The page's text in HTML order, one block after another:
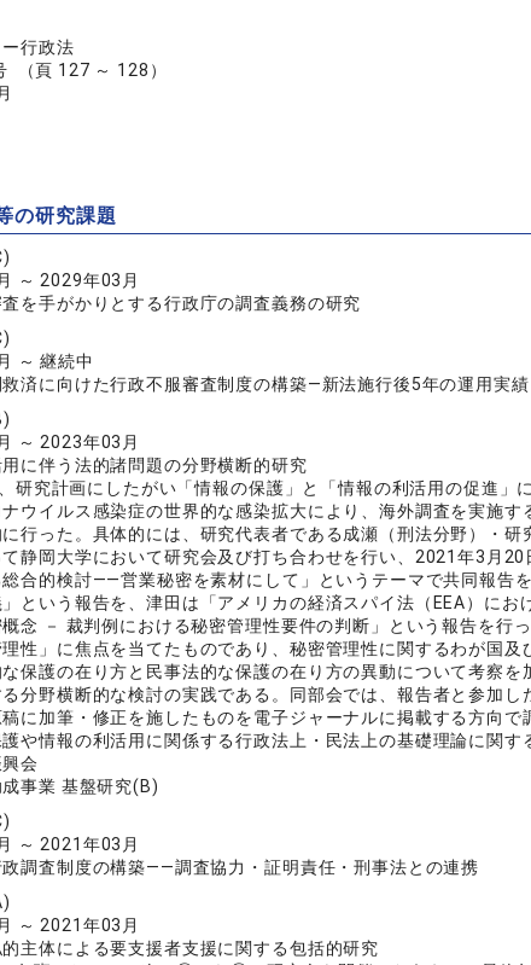
行政法
（頁 127 ～ 128）
の研究課題
～ 2029年03月
を手がかりとする行政庁の調査義務の研究
～ 継続中
済に向けた行政不服審査制度の構築―新法施行後5年の運用実
～ 2023年03月
に伴う法的諸問題の分野横断的研究
研究計画にしたがい「情報の保護」と「情報の利活用の促進
ウイルス感染症の世界的な感染拡大により、海外調査を実施
行った。具体的には、研究代表者である成瀬（刑法分野）・
静岡大学において研究会及び打ち合わせを行い、2021年3月
合的検討――営業秘密を素材にして」というテーマで共同報告
という報告を、津田は「アメリカの経済スパイ法（EEA）に
念 － 裁判例における秘密管理性要件の判断」という報告を
性」に焦点を当てたものであり、秘密管理性に関するわが国
保護の在り方と民事法的な保護の在り方の異動について考察
分野横断的な検討の実践である。同部会では、報告者と参加
に加筆・修正を施したものを電子ジャーナルに掲載する方向
や情報の利活用に関係する行政法上・民法上の基礎理論に関す
会
事業 基盤研究(B)
～ 2021年03月
調査制度の構築――調査協力・証明責任・刑事法との連携
～ 2021年03月
主体による要支援者支援に関する包括的研究